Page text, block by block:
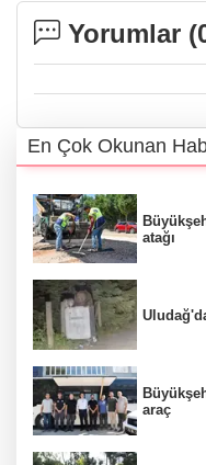
Yorumlar (
En Çok Okunan
atağı
araç